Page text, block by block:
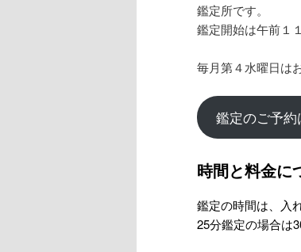
鑑定所です。
鑑定開始は午前１
毎月第４水曜日は
鑑定のご予約
時間と料金に
鑑定の時間は、入
25分鑑定の場合は